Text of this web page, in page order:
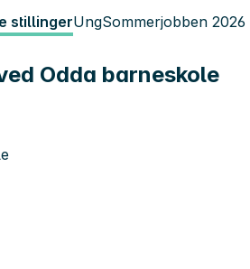
stillingerUngSommerjobben 2026
Odda barneskole